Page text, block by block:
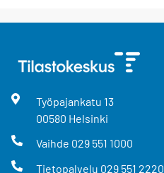
Työpajankatu 13
00580 Helsinki
Vaihde 029 551 1000
Tietopalvelu 029 551 2220